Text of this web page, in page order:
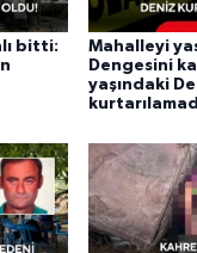
bitti:
Mahalleyi
Dengesini
yaşındaki